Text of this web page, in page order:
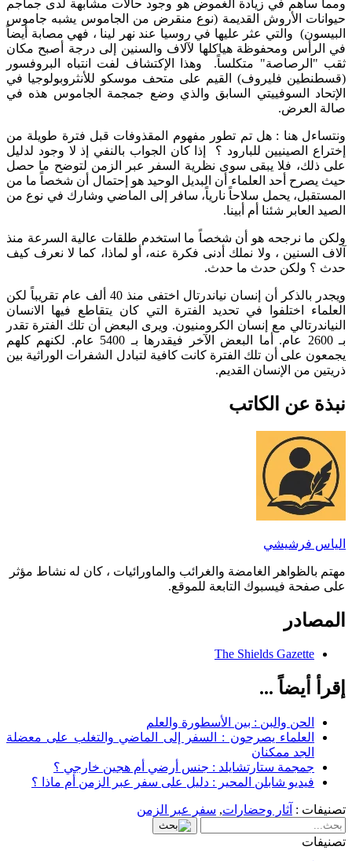
ومما ساهم في زيادة الغموض هو وجود حالات مشابهة لدى جماجم
حيوانات الأروش القديمة (نوع منقرض من الجاموس يشبه جاموس
البيسون) والتي عثر عليها في روسيا عند نهر لينا ، فهي مصابة أيضاً
في الرأس ومحفوظة هياكلها لآلاف والسنين إلى درجة أصبح مكان
ثقب "الرصاصة" متكلساً. وهذا الإكتشاف لفت انتباه البروفسور
(قسطنطين فليروف) القيم على متحف موسكو للأنثروبولوجيا في
الإتحاد السوفييتي السابق والذي وضع جمجمة الجاموس هذه في
صالة العرض.
ونتساءل هنا : هل تم تطور مفهوم المقذوفات قبل فترة طويلة من
إختراع الصينيين للبارود ؟ إذا كان الجواب بالنفي إذ لا وجود لدليل
على ذلك، فلا يبقى سوى نظرية السفر عبر الزمن لتوضح ما حصل
حيث يصرح أحد العلماء أن البديل الوحيد هو إحتمال أن شخصاً ما من
المستقبل، يحمل سلاحاً نارياً، سافر إلى الماضي وشارك في نوع من
الصيد العابر شئنا أم أبينا.
ولكن ما نرجحه هو أن شخصاً ما استخدم طلقات عالية السرعة منذ
آلاف السنين ، ولا نملك أدنى فكرة عنه، أو لماذا، كما لا نعرف كيف
حدث ؟ ولكن حدث ما حدث.
ويجدر بالذكر أن إنسان نياندرتال اختفى منذ 40 ألف عام تقريباً لكن
العلماء اختلفوا في تحديد الفترة التي كان يتقاطع فيها الانسان
النياندرتالي مع إنسان الكرومنيون. ويرى البعض أن تلك الفترة تقدر
بـ 2600 عام. أما البعض الآخر فيقدرها بـ 5400 عام. لكنهم كلهم
يجمعون على أن تلك الفترة كانت كافية لتبادل الشفرات الوراثية بين
ذريتين من الإنسان القديم.
نبذة عن الكاتب
الياس فرشيشي
مهتم بالظواهر الغامضة والغرائب والماورائيات ، كان له نشاط مؤثر
على صفحة فيسبوك التابعة للموقع.
المصادر
The Shields Gazette
إقرأ أيضاً ...
الحن والبن : بين الأسطورة والعلم
العلماء يصرحون : السفر إلى الماضي والتغلب على معضلة
الجد ممكنان
جمجمة ستارتشايلد : جنس أرضي أم هجين خارجي ؟
فيديو شابلن المحير : دليل على سفر عبر الزمن أم ماذا ؟
تصنيفات : آثار وحضارات, سفر عبر الزمن
تصنيفات